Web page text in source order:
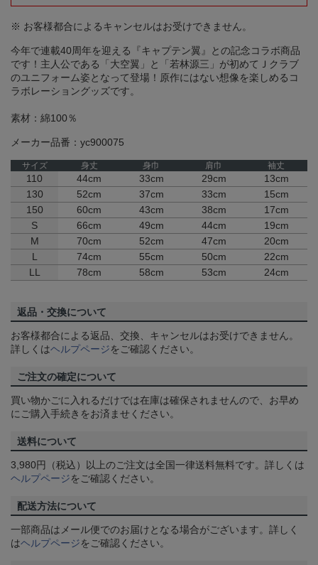
※ お客様都合によるキャンセルはお受けできません。
今年で連載40周年を迎える『キャプテン翼』との記念コラボ商品
です！主人公である「大空翼」と「若林源三」が初めてＪクラブ
のユニフォーム姿となって登場！原作にはない想像を楽しめるコ
ラボレーショングッズです。
素材：綿100％
メーカー品番：yc900075
サイズ 身丈 身巾 肩巾 袖丈
110 44cm 33cm 29cm
13cm
130
52cm 37cm 33cm
15cm
150
60cm 43cm 38cm
17cm
S
66cm 49cm 44cm
19cm
M
70cm 52cm 47cm
20cm
L
74cm 55cm 50cm
22cm
LL
78cm 58cm 53cm 24cm
返品・交換について
お客様都合による返品、交換、キャンセルはお受けできません。
詳しくはヘルプページをご確認ください。
ご注文の確定について
買い物かごに入れるだけでは在庫は確保されませんので、お早め
にご購入手続きをお済ませください。
送料について
3,980円（税込）以上のご注文は全国一律送料無料です。詳しくは
ヘルプページをご確認ください。
配送方法について
一部商品はメール便でのお届けとなる場合がございます。詳しく
はヘルプページをご確認ください。